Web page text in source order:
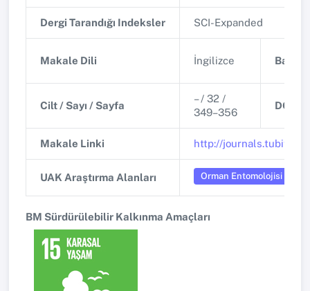
Dergi Tarandığı Indeksler SCI-Expanded
Makale Dili İngilizce Basım
Cilt / Sayı / Sayfa
– / 32 /
349–356
DOI
Makale Linki http://
UAK Araştırma Alanları Orman Entomolojisi ve
BM Sürdürülebilir Kalkınma Amaçları